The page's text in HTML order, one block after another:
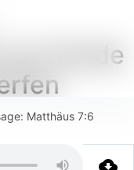
Hunde
Matthäus 7:6